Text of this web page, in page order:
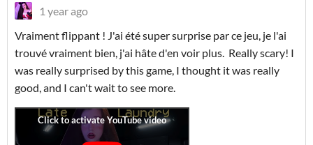
1 year ago
Vraiment flippant ! J'ai été super surprise par ce jeu, je l'ai
trouvé vraiment bien, j'ai hâte d'en voir plus. Really scary! I
was really surprised by this game, I thought it was really
good, and I can't wait to see more.